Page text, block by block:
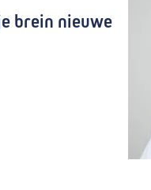
brein nieuwe